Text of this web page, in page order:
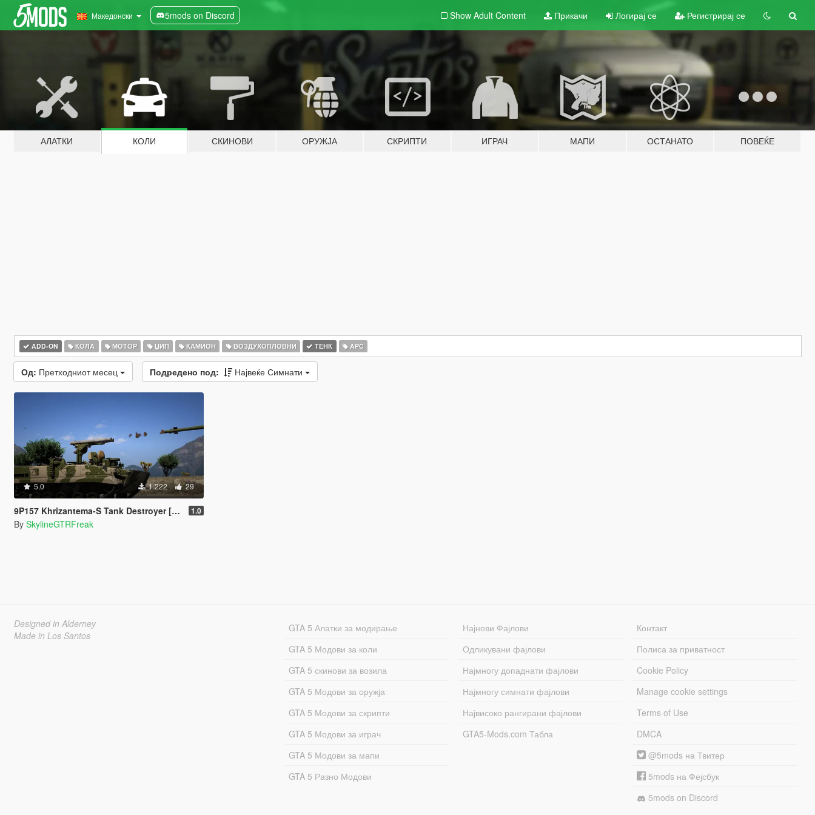
Македонски 5mods on Discord Show Adult Content Прикачи Логирај се Регистрирај се
АЛАТКИ КОЛИ СКИНОВИ ОРУЖЈА СКРИПТИ ИГРАЧ МАПИ ОСТАНАТО ПОВЕЌЕ
ADD-ON КОЛА МОТОР ЏИП КАМИОН ВОЗДУХОПЛОВНИ ТЕНК APC
Од: Претходниот месец Подредено под: Највеќе Симнати
5.0 1.222 29
9P157 Khrizantema-S Tank Destroyer [Add-On] 1.0
By SkylineGTRFreak
Designed in Alderney
Made in Los Santos
GTA 5 Алатки за модирање
GTA 5 Модови за коли
GTA 5 скинови за возила
GTA 5 Модови за оружја
GTA 5 Модови за скрипти
GTA 5 Модови за играч
GTA 5 Модови за мапи
GTA 5 Разно Модови
Најнови Фајлови
Одликувани фајлови
Најмногу допаднати фајлови
Најмногу симнати фајлови
Највисоко рангирани фајлови
GTA5-Mods.com Табла
Контакт
Полиса за приватност
Cookie Policy
Manage cookie settings
Terms of Use
DMCA
@5mods на Твитер
5mods на Фејсбук
5mods on Discord